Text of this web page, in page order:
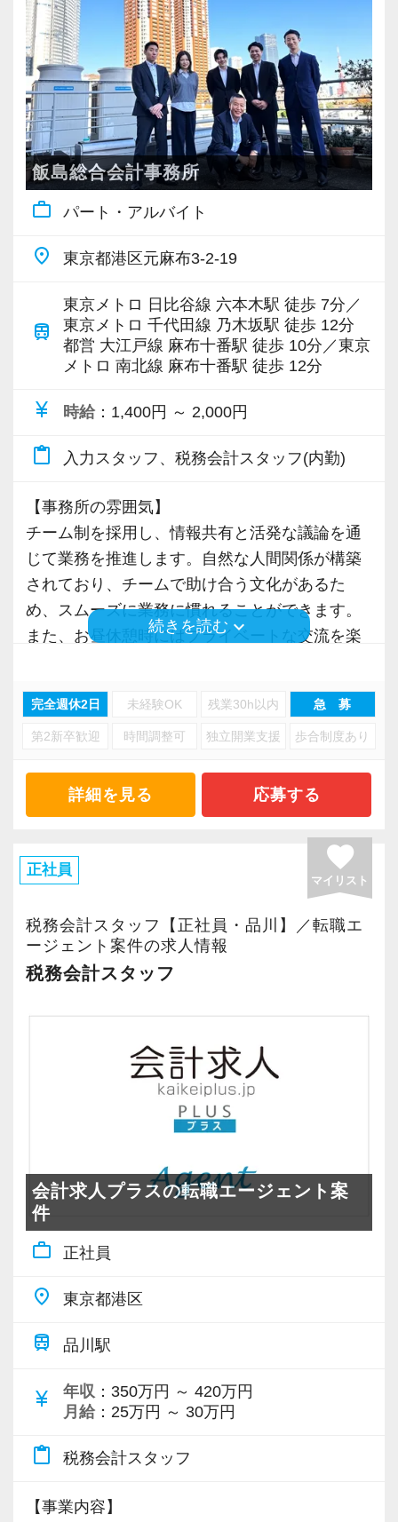
一方的な情報提供で終わらせず、各担当が抱え
る疑問や実務課題について事前に質問を取りま
とめ、研修で回答を用意しディスカッションす
る形式です。
～スキルアップ支援～
仕事に必要な研修や資格取得は就業時間内に受
講できるよう配慮。また、顧問先の課題はチー
ム全員で話し合う場を設け、一人で悩まずに取
り組めるサポート体制が充実しています。
会計事務所にとっての商品は私たち従業員です
から、組織として定期的に社内研修や月例会議
を実施することで、お客様と社員自らのために
知識を常に更新し、スキルを磨きあげていま
【社員インタビュー】
～中途入社1年目Bさん～
A．お客様から頂いた資料をもとに会計ソフトに
入力を行ったり、作成していただいた申告書の
送信準備や、送信後の処理を行っております
Q．数ある会計事務所の中で、なぜこの事務所
を選んだのでしょうか？
つつ働いていくにあたって適しているのではな
いかと感じたからです。ほぼ直感でした
Q．仕事の一番のやりがいは何ですか？
A．感謝をされたり、すこし手間がかかる業務を
終えた時など、他の従業員の負担を減らすこと
ができたと実感した時です。誰かの役に立って
いると実感できるのは大きなやりがいです
Q．事務所の雰囲気（人間関係、チームワーク
など）を率直に教えてください
行われていますので、にぎやかなイメージがあ
ります。業務上の会話は多いため、人間関係は
知らずの間に形成されていました
Q．休憩時間や終業後のコミュニケーションは
A．一般的に見たら少ないほうかもしれません。
プライベートの時間はしっかり確保されていま
す。その分、たまにの飲み会等でいろいろな話
ができて楽しいですね
Q．入社後に身についたスキルや、成長を感じ
A．入社したばかりの頃は、コンビニの領収書1
の領収書をすぐに判断できるようになりまし
長を実感しています
Q．資格取得や研修など、スキルアップに関す
＊製販分離の体制を整えており、担当部署ごと
に業務内容を明確化しています。
＊財務支援部は、経営支援部のバックヤードを
担う部門です。業務に慣れた後は、テレワーク
も利用可能となります。
経営支援部：お客様の担当となり、月次・年次
レポート、税務アドバイス等、直接経営の支援
に注力する部門
財務支援部：内勤にて会計ソフトの入力、取り
を行う部門
【お客様の特徴】
・法人のお客様は95％が東京で、その他神奈
川、千葉など都心に集中しています。
ITサービス、仮想通貨、美容・サロン、医療、
不動産、貿易、その他サービス業と非常に多様
・六本木という土地柄、大型案件や海外取引に
も携わる機会があり、幅広い経験を通じて税務
知識・スキルを深めることができます。
・案件内容も税務会計、確定申告代行、会社設
立、資金調達、相続税申告、M&A等など幅広い
領域にわたります。
～定期的な学び～
月1回の社内研修と月例会議を実施し、新しい情
部の税理士を招いた勉強会も開催しています。
一方的な情報提供で終わらせず、各担当が抱え
る疑問や実務課題について事前に質問を取りま
る形式です。
仕事に必要な研修や資格取得は就業時間内に受
ム全員で話し合う場を設け、一人で悩まずに取
り組めるサポート体制が充実しています。
会計事務所にとっての商品は私たち従業員です
を実施し、お客様と社員自らのために知識を常
に更新し、スキルを磨きあげています。
【社員インタビュー】
Q．現在の仕事内容を教えてください
と申告書作成をしています
Q．数ある会計事務所の中で、なぜ当事務所を
A．ホームページに掲載されている事務所のアッ
たいと思い入社を希望しました
飯島総合会計事務所
work_outline パート・アルバイト
place 東京都港区元麻布3-2-19
train
東京メトロ 日比谷線 六本木駅 徒歩 7分／
東京メトロ 千代田線 乃木坂駅 徒歩 12分
都営 大江戸線 麻布十番駅 徒歩 10分／東京
メトロ 南北線 麻布十番駅 徒歩 12分
currency_yen 時給 ：1,400円 ～ 2,000円
content_paste 入力スタッフ、税務会計スタッフ(内勤)
【事務所の雰囲気】
チーム制を採用し、情報共有と活発な議論を通
じて業務を推進します。自然な人間関係が構築
されており、チームで助け合う文化があるた
め、スムーズに業務に慣れることができます。
また、お昼休憩時にはプライベートな交流を楽
し、職場全体のコミュニケーションを深めてい
ます。
ス勤務３名、在宅勤務２名（全員女性）の体制
です。その中には現在税理士試験にチャレンジ
している向上心あふれるスタッフもおります。
港区・六本木エリアに拠点を置く当事務所は顧
問先・案件数ともに順調に増加しており、体制
を強化するタイミングです。
加速させるため、即戦力としてご活躍いただけ
る新たな仲間を募集します。
【体制と仕事内容】
社内は経営支援部・財務支援部・人事労務部・
今回は所内チームにて、「会計ソフトの入力ま
たは取り込み、月次レポートの作成、申告書の
作成補助」をして頂けるスタッフの募集となり
ます。
署ごとに業務の内容を明確に分けています
【そもそも製販分離とは】
「税務申告書などの制作（製造）」と「顧問先
へのサービス提供や営業活動（販売）」を分担
申告書作成や記帳代行などの「製」造部門を効
トなどの「販」売・コンサルティング部門が顧
続きを読むkeyboard_arrow_down
完全週休2日 未経験OK 残業30h以内 急 募
第2新卒歓迎 時間調整可 独立開業支援 歩合制度あり
詳細を見る 応募する
正社員 favorite
マイリスト
税務会計スタッフ【正社員・品川】／転職エ
ージェント案件の求人情報
税務会計スタッフ
会計求人プラスの転職エージェント案
件
work_outline 正社員
place 東京都港区
train 品川駅
currency_yen 年収 ：350万円 ～ 420万円
月給 ：25万円 ～ 30万円
content_paste 税務会計スタッフ
【事業内容】